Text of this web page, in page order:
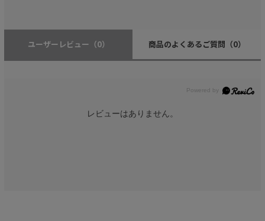
ユーザーレビュー （0） 商品のよくあるご質問 （0）
レビューはありません。